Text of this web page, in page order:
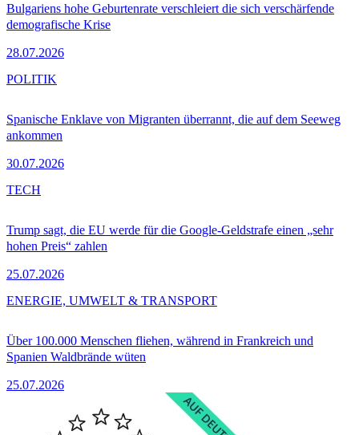
Bulgariens hohe Geburtenrate verschleiert die sich verschärfende
demografische Krise
28.07.2026
Spanische Enklave von Migranten überrannt, die auf dem Seeweg
ankommen
30.07.2026
POLITIK
Trump sagt, die EU werde für die Google-Geldstrafe einen „sehr
hohen Preis“ zahlen
25.07.2026
TECH
Über 100.000 Menschen fliehen, während in Frankreich und
Spanien Waldbrände wüten
25.07.2026
ENERGIE, UMWELT & TRANSPORT